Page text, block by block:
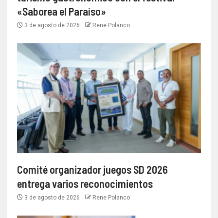
«Saborea el Paraíso»
3 de agosto de 2026 Rene Polanco
Comité organizador juegos SD 2026
entrega varios reconocimientos
3 de agosto de 2026 Rene Polanco